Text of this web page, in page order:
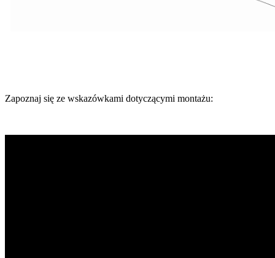
Zapoznaj się ze wskazówkami dotyczącymi montażu: